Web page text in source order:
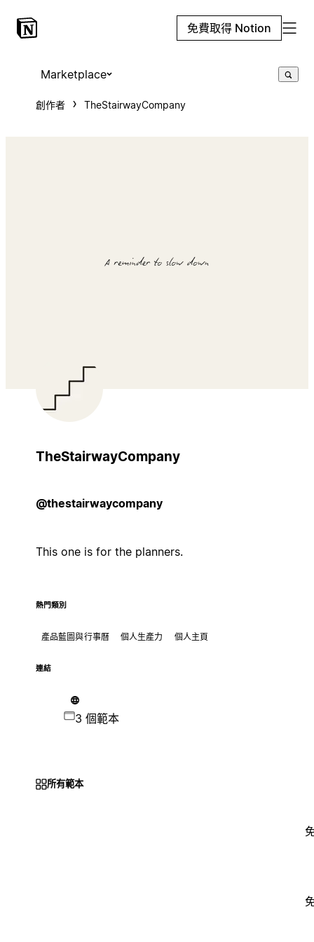
免費取得 Notion
Marketplace
創作者 TheStairwayCompany
TheStairwayCompany
@thestairwaycompany
This one is for the planners.
熱門類別
產品藍圖與行事曆 個人生產力 個人主頁
連結
3 個範本
所有範本